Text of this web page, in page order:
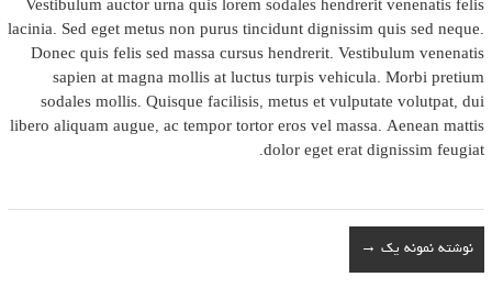
Vestibulum auctor urna quis lorem sodales hendrerit venenatis felis
lacinia. Sed eget metus non purus tincidunt dignissim quis sed neque.
Donec quis felis sed massa cursus hendrerit. Vestibulum venenatis
sapien at magna mollis at luctus turpis vehicula. Morbi pretium
sodales mollis. Quisque facilisis, metus et vulputate volutpat, dui
libero aliquam augue, ac tempor tortor eros vel massa. Aenean mattis
dolor eget erat dignissim feugiat.
نوشته نمونه یک →